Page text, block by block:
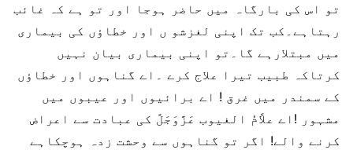
تو اس کی بارگاہ میں حاضر ہوجا اور تو ہے کہ غائب
رہتاہے۔کب تک اپنی لغزشو ں اور خطاؤں کی بیماری
میں مبتلارہے گا۔تو اپنی بیماری بیان نہیں
کرتاکہ طبیب تیرا علاج کرے ۔اے گناہوں اور خطاؤں
کے سمندر میں غرق ! اے برائیوں اور عیبوں میں
مشہور !اے علاَّمُ الغیوب عَزَّوَجَلَّ کی عبادت سے اعراض
کرنے والے! اگر تو گناہوں سے وحشت زدہ ہوچکاہے